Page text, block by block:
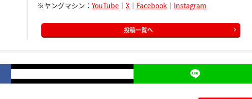
※ヤングマシン： YouTube｜ X｜ Facebook｜ Instagram
投稿一覧へ